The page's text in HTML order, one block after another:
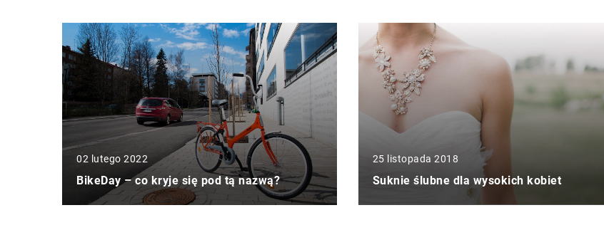
02 lutego 2022
BikeDay – co kryje się pod tą nazwą?
25 listopada 2018
Suknie ślubne dla wysokich kobiet